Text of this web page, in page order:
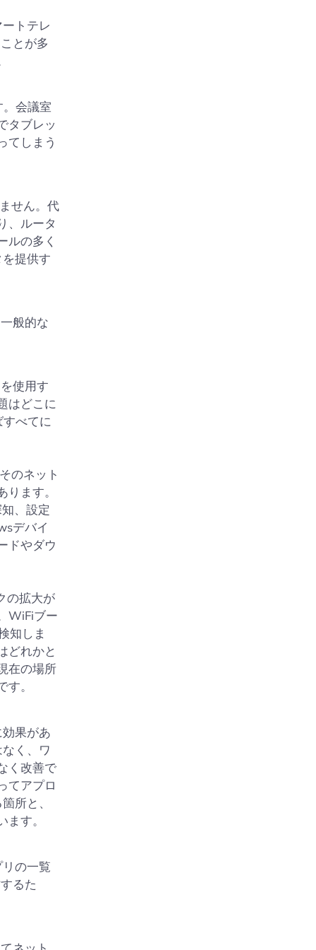
トテレ
とが多
会議室
タブレッ
てしまう
せん。代
、ルータ
ルの多く
提供す
般的な
使用す
はどこに
べてに
のネット
ます。
、設定
デバイ
ドやダウ
の拡大が
WiFiブー
知しま
どれかと
在の場所
。
果があ
く、ワ
く改善で
てアプロ
所と、
す。
の一覧
るた